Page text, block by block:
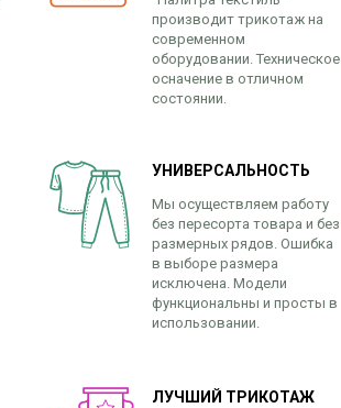
производит трикотаж на
современном
оборудовании. Техническое
осначение в отличном
состоянии.
УНИВЕРСАЛЬНОСТЬ
Мы осуществляем работу
без пересорта товара и без
размерных рядов. Ошибка
в выборе размера
исключена. Модели
функциональны и просты в
использовании.
ЛУЧШИЙ ТРИКОТАЖ